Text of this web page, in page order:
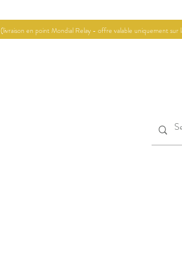
(livraison en point Mondial Relay - offre valable uniquement sur